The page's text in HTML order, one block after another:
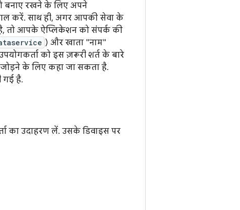
बनाए रखने के लिए अपने
करें. साथ ही, अगर आपकी सेवा के
तो आपके ऐप्लिकेशन को संपर्क की
) और खाता "नाम"
को इस ज़रूरी शर्त के बारे
जोड़ने के लिए कहा जा सकता है.
गई है.
का उदाहरण लें. उसके डिवाइस पर